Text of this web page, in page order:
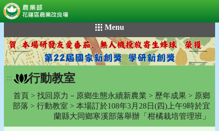
到
主
要
內
容
Menu
::: 行動教室
首頁 > 找回原力－原鄉生態永續新農業 > 歷年成果 > 原鄉
部落 > 行動教室 > 本場訂於108年3月28日(四)上午9時於宜
蘭縣大同鄉寒溪部落舉辦「柑橘栽培管理班」